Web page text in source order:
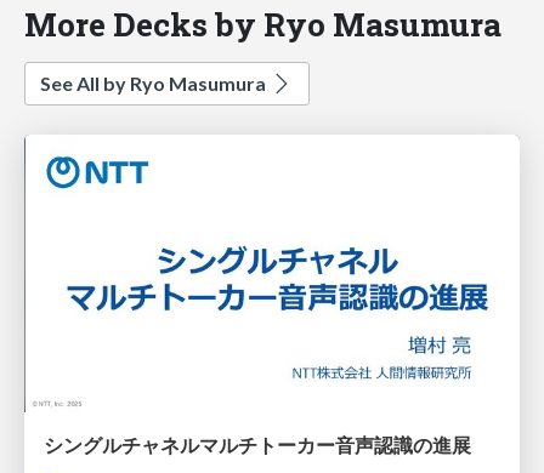
More Decks by Ryo Masumura
See All by Ryo Masumura
シングルチャネルマルチトーカー音声認識の進展